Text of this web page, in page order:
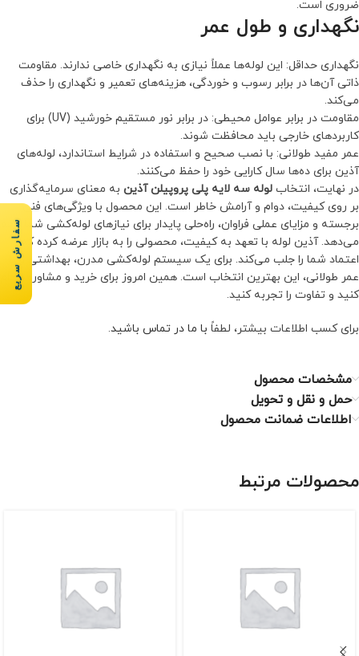
ضروری است.
نگهداری و طول عمر
نگهداری حداقل: این لوله‌ها عملاً نیازی به نگهداری خاصی ندارند. مقاومت
ذاتی آن‌ها در برابر رسوب و خوردگی، هزینه‌های تعمیر و نگهداری را حذف
می‌کند.
مقاومت در برابر عوامل محیطی: در برابر نور مستقیم خورشید (UV) برای
کاربردهای خارجی باید محافظت شوند.
عمر مفید طولانی: با نصب صحیح و استفاده در شرایط استاندارد، لوله‌های
آذین برای ده‌ها سال کارایی خود را حفظ می‌کنند.
در نهایت، انتخاب لوله سه لایه پلی پروپیلن آذین به معنای سرمایه‌گذاری
بر روی کیفیت، دوام و آرامش خاطر است. این محصول با ویژگی‌های فنی
برجسته و مزایای عملی فراوان، راه‌حلی پایدار برای نیازهای لوله‌کشی شما ارائه
می‌دهد. آذین لوله با تعهد به کیفیت، محصولی را به بازار عرضه کرده که
اعتماد شما را جلب می‌کند. برای یک سیستم لوله‌کشی مدرن، بهداشتی و با
عمر طولانی، این بهترین انتخاب است. همین امروز برای خرید و مشاوره اقدام
کنید و تفاوت را تجربه کنید.
برای کسب اطلاعات بیشتر، لطفاً با ما در تماس باشید.
مشخصات محصول
حمل و نقل و تحویل
اطلاعات ضمانت محصول
محصولات مرتبط
سفارش سریع